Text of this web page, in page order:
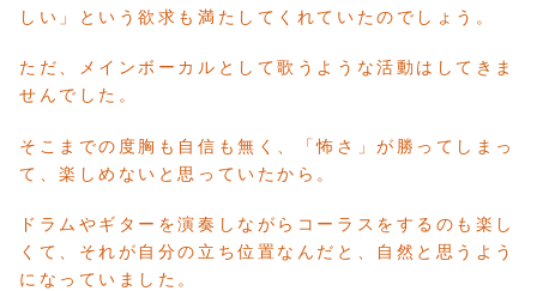
しい」という欲求も満たしてくれていたのでしょう。
ただ、メインボーカルとして歌うような活動はしてきま
せんでした。
そこまでの度胸も自信も無く、「怖さ」が勝ってしまっ
て、楽しめないと思っていたから。
ドラムやギターを演奏しながらコーラスをするのも楽し
くて、それが自分の立ち位置なんだと、自然と思うよう
になっていました。